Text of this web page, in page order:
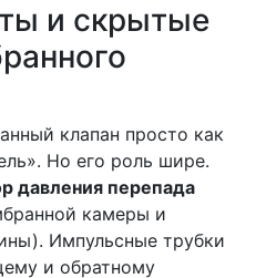
и скрытые
клапан просто как
Но его роль шире.
давления перепада
камеры и
Импульсные трубки
и обратному